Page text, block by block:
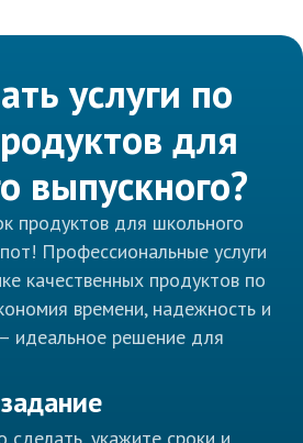
услуги по
для
выпускного?
продуктов для школьного
Профессиональные услуги
качественных продуктов по
времени, надежность и
идеальное решение для